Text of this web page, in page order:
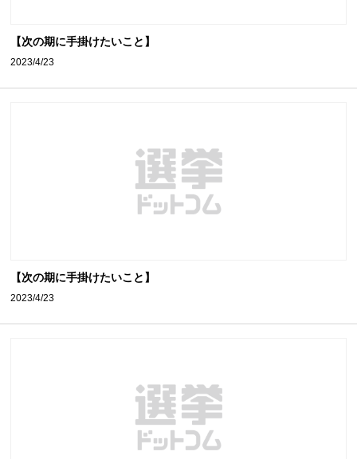
【次の期に手掛けたいこと】
2023/4/23
【次の期に手掛けたいこと】
2023/4/23